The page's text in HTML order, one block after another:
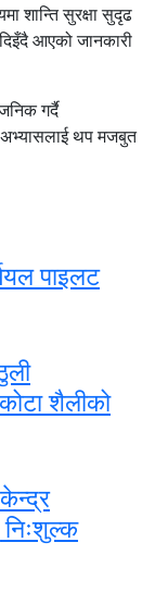
शान्ति सुरक्षा सुदृढ
आएको जानकारी
गर्दै
अभ्यासलाई थप मजबुत
पाइलट
शैलीको
निःशुल्क